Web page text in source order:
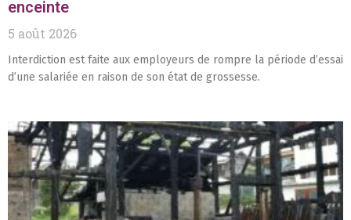
enceinte
5 août 2026
Interdiction est faite aux employeurs de rompre la période d’essai
d’une salariée en raison de son état de grossesse.